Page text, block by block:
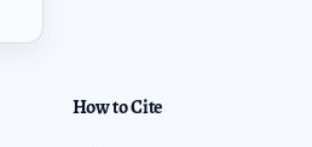
How to Cite